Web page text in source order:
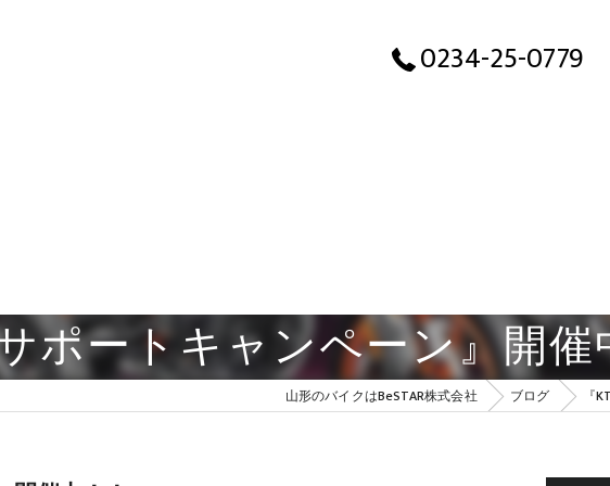
0234-25-0779
ポートキャンペーン』開
山形のバイクはBeSTAR株式会社 ブログ 『